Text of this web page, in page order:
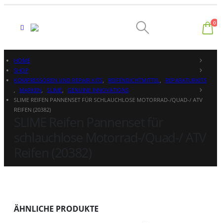
0
HOME
SHOP
KOMPRESSOREN UND REPAIR KITS, REIFENDICHTMITTEL,
REPARATURKITS
,
MARKEN, SLIME, GENUINE INNOVATIONS
SLIME REIFEN PANNENSET FÜR SCHLAUCHLOSE MOTORRAD-/QUAD-/ ATV
REIFEN (20382)
ÄHNLICHE PRODUKTE